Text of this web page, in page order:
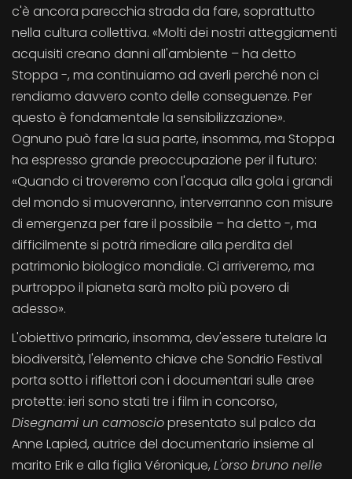
c'è ancora parecchia strada da fare, soprattutto
nella cultura collettiva. «Molti dei nostri atteggiamenti
acquisiti creano danni all'ambiente – ha detto
Stoppa -, ma continuiamo ad averli perché non ci
rendiamo davvero conto delle conseguenze. Per
questo è fondamentale la sensibilizzazione».
Ognuno può fare la sua parte, insomma, ma Stoppa
ha espresso grande preoccupazione per il futuro:
«Quando ci troveremo con l'acqua alla gola i grandi
del mondo si muoveranno, interverranno con misure
di emergenza per fare il possibile – ha detto -, ma
difficilmente si potrà rimediare alla perdita del
patrimonio biologico mondiale. Ci arriveremo, ma
purtroppo il pianeta sarà molto più povero di
adesso».
L'obiettivo primario, insomma, dev'essere tutelare la
biodiversità, l'elemento chiave che Sondrio Festival
porta sotto i riflettori con i documentari sulle aree
protette: ieri sono stati tre i film in concorso,
Disegnami un camosciopresentato sul palco da
Anne Lapied, autrice del documentario insieme al
marito Erik e alla figlia Véronique, L'orso bruno nelle